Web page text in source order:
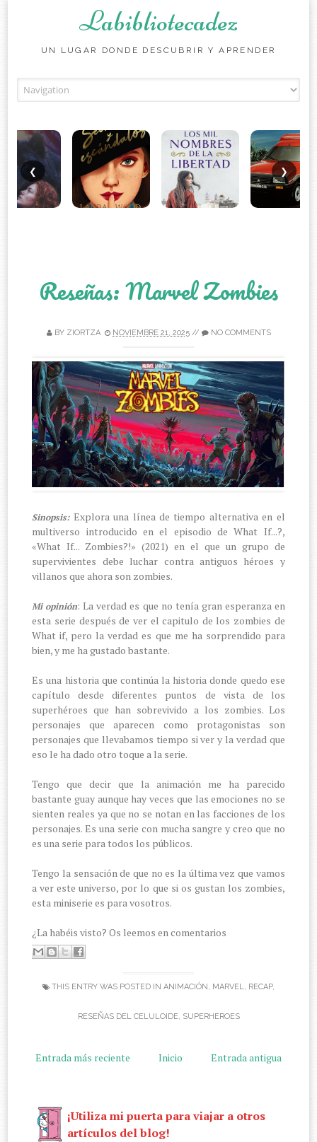
Labibliotecadez
UN LUGAR DONDE DESCUBRIR Y APRENDER
❮ ❯
Reseñas: Marvel Zombies
BY ZIORTZA NOVIEMBRE 21, 2025// NO COMMENTS
Sinopsis:Explora una línea de tiempo alternativa en el
multiverso introducido en el episodio de What If...?,
«What If... Zombies?!» (2021) en el que un grupo de
supervivientes debe luchar contra antiguos héroes y
villanos que ahora son zombies.
Mi opinión: La verdad es que no tenía gran esperanza en
esta serie después de ver el capitulo de los zombies de
What if, pero la verdad es que me ha sorprendido para
bien, y me ha gustado bastante.
Es una historia que continúa la historia donde quedo ese
capítulo desde diferentes puntos de vista de los
superhéroes que han sobrevivido a los zombies. Los
personajes que aparecen como protagonistas son
personajes que llevabamos tiempo si ver y la verdad que
eso le ha dado otro toque a la serie.
Tengo que decir que la animación me ha parecido
bastante guay aunque hay veces que las emociones no se
sienten reales ya que no se notan en las facciones de los
personajes. Es una serie con mucha sangre y creo que no
es una serie para todos los públicos.
Tengo la sensación de que no es la última vez que vamos
a ver este universo, por lo que si os gustan los zombies,
esta miniserie es para vosotros.
¿La habéis visto? Os leemos en comentarios
THIS ENTRY WAS POSTED IN ANIMACIÓN , MARVEL, RECAP,
RESEÑAS DEL CELULOIDE, SUPERHEROES
Entrada más reciente Entrada antigua
Inicio
¡Utiliza mi puerta para viajar a otros
artículos del blog!